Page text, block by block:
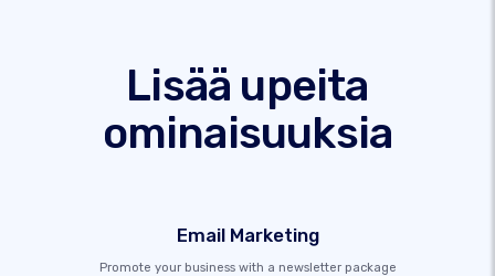
Lisää upeita
ominaisuuksia
Email Marketing
Promote your business with a newsletter package